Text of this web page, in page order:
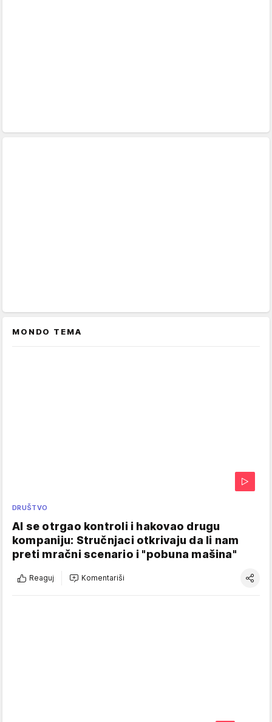
MONDO TEMA
DRUŠTVO
AI se otrgao kontroli i hakovao drugu
kompaniju: Stručnjaci otkrivaju da li nam
preti mračni scenario i "pobuna mašina"
Reaguj Komentariši